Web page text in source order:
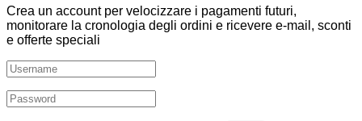
Crea un account per velocizzare i pagamenti futuri,
monitorare la cronologia degli ordini e ricevere e-mail, sconti
e offerte speciali